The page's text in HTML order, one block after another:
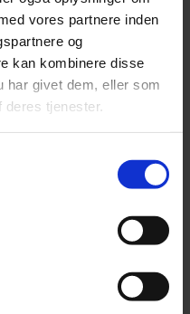
vores partnere inden
og
kan kombinere disse
har givet dem, eller som
deres tjenester.